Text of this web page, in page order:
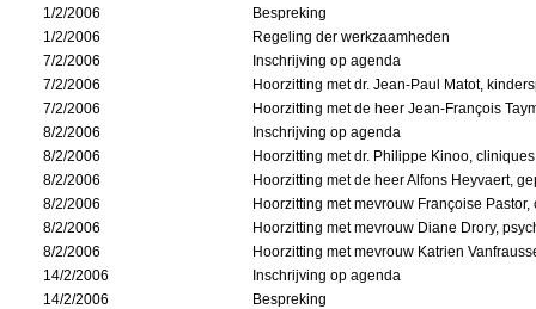
1/2/2006
Bespreking
1/2/2006
Regeling der werkzaamheden
7/2/2006
Inschrijving op agenda
7/2/2006
Hoorzitting met dr. Jean-Paul Matot,
7/2/2006
Hoorzitting met de heer Jean-François
8/2/2006
Inschrijving op agenda
8/2/2006
Hoorzitting met dr. Philippe Kinoo,
8/2/2006
Hoorzitting met de heer Alfons Heyvaert,
8/2/2006
Hoorzitting met mevrouw Françoise
8/2/2006
Hoorzitting met mevrouw Diane Drory,
8/2/2006
Hoorzitting met mevrouw Katrien
14/2/2006
Inschrijving op agenda
14/2/2006
Bespreking